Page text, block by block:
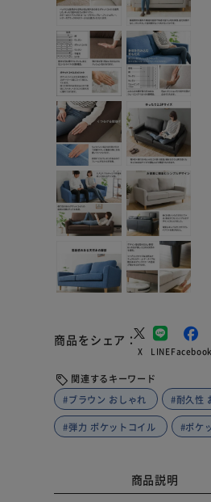
商品をシェア
X LINEFacebook
関連するキーワード
#ブラウン おしゃれ
#耐久性
#弾力 ポケットコイル #ポケ
商品説明